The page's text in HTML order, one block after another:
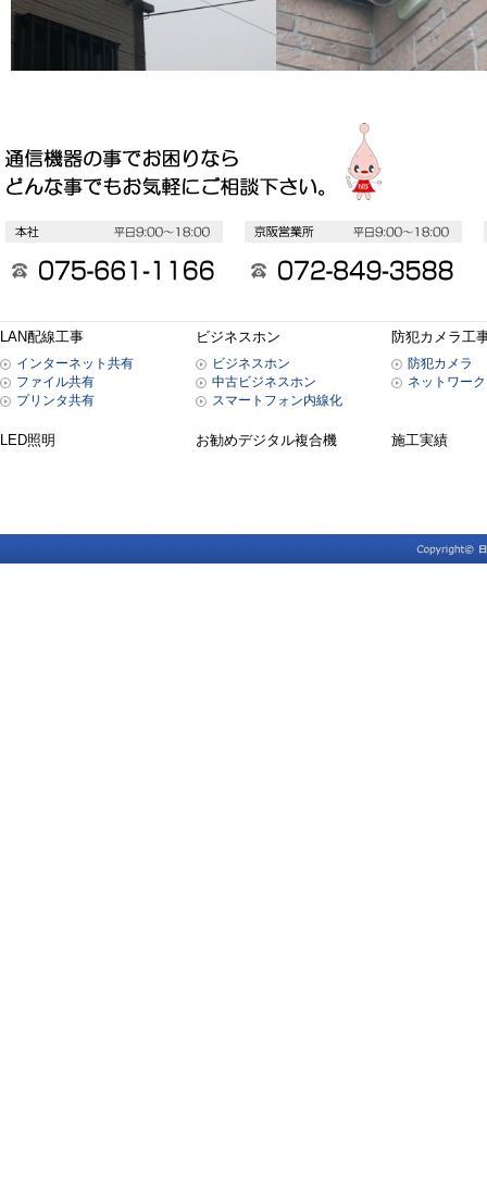
LAN配線工事
インターネット共有
ファイル共有
プリンタ共有
ビジネスホン
ビジネスホン
中古ビジネスホン
スマートフォン内線化
防犯カメラ工
防犯カメラ
ネットワー
LED照明 お勧めデジタル複合機 施工実績